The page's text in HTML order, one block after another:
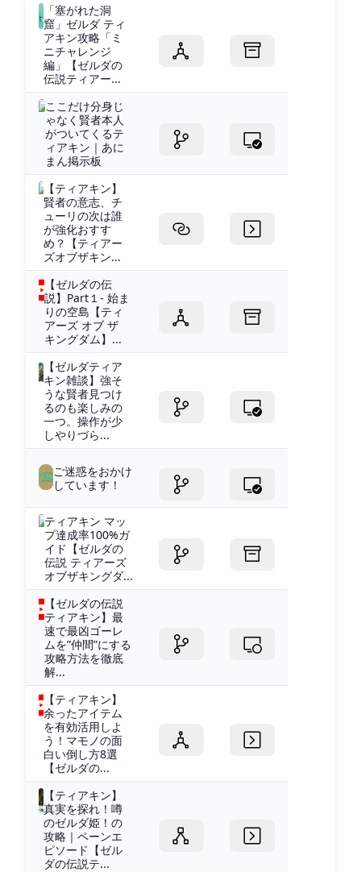
「塞がれた洞
窟」ゼルダ ティ
アキン攻略「ミ
ニチャレンジ
編」【ゼルダの
伝説ティアー...
ここだけ分身じ
ゃなく賢者本人
がついてくるテ
ィアキン｜あに
まん掲示板
【ティアキン】
賢者の意志、チ
ューリの次は誰
が強化おすす
め？【ティアー
ズオブザキン...
【ゼルダの伝
説】Part１- 始ま
りの空島【ティ
アーズ オブ ザ
キングダム】...
【ゼルダティア
キン雑談】強そ
うな賢者見つけ
るのも楽しみの
一つ。操作が少
しやりづら...
ご迷惑をおかけ
しています！
ティアキン マッ
プ達成率100%ガ
イド【ゼルダの
伝説 ティアーズ
オブザキングダ...
【ゼルダの伝説
ティアキン】最
速で最凶ゴーレ
ムを”仲間”にする
攻略方法を徹底
解...
【ティアキン】
余ったアイテム
を有効活用しよ
う！マモノの面
白い倒し方8選
【ゼルダの...
【ティアキン】
真実を探れ！噂
のゼルダ姫！の
攻略｜ペーンエ
ピソード【ゼル
ダの伝説テ...